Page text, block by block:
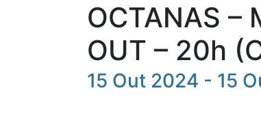
OCTANAS –
OUT – 20h
15 Out 2024 - 15